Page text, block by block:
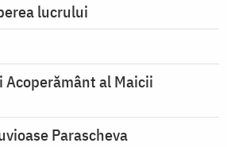
lucrului
al Maicii
Parascheva